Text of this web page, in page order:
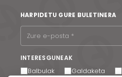
HARPIDETU GURE BULETINERA
INTERESGUNEAK
Balbulak Galdaketa